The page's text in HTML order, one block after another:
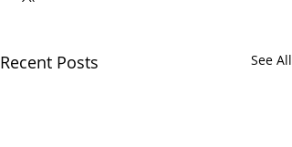
Recent Posts See All